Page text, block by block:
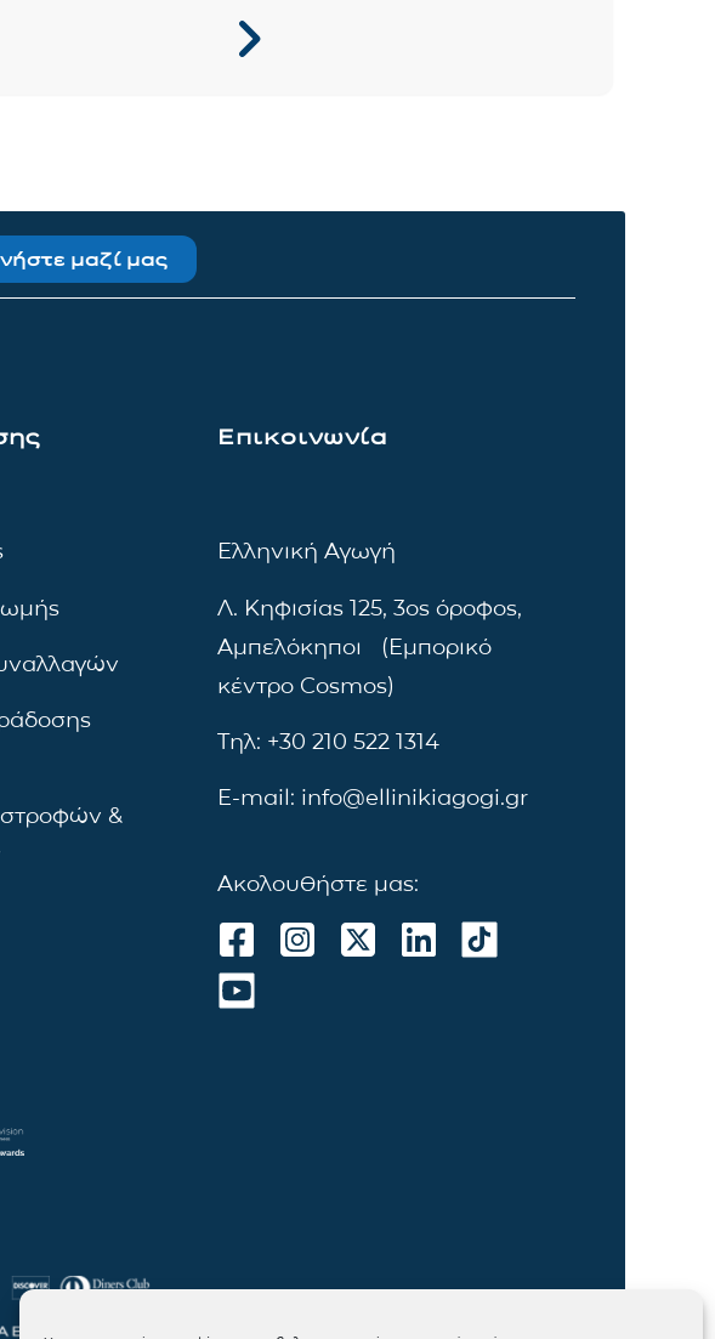
μαζί μας
&
Επικοινωνία
Ελληνική Αγωγή
Λ. Κηφισίας 125, 3ος όροφος,
Αμπελόκηποι (Εμπορικό
κέντρο Cosmos)
Τηλ: +30 210 522 1314
E-mail: info@ellinikiagogi.gr
Ακολουθήστε μας: